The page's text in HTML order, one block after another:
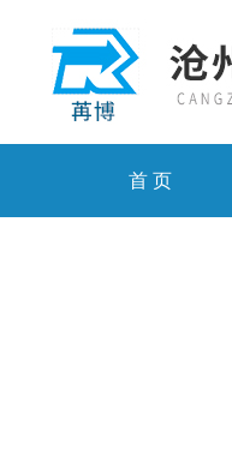
首 页